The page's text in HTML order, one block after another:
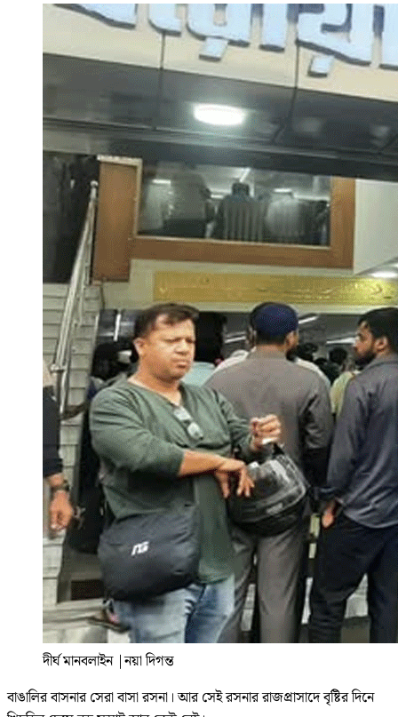
দীর্ঘ মানবলাইন |নয়া দিগন্ত
বাঙালির বাসনার সেরা বাসা রসনা। আর সেই রসনার রাজপ্রাসাদে বৃষ্টির দিনে